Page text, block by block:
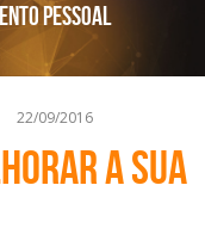
Pessoal
22/09/2016
a sua